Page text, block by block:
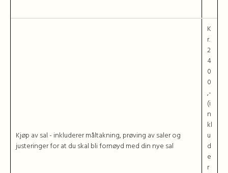
Kjøp av sal - inkluderer måltakning, prøving av saler og
justeringer for at du skal bli fornøyd med din nye sal
K
r.
2
4
0
0
,-
(i
n
kl
u
d
e
r